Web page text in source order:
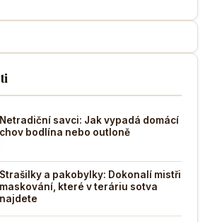
Netradiční savci: Jak vypadá domácí
chov bodlína nebo outloně
Strašilky a pakobylky: Dokonalí mistři
maskování, které v teráriu sotva
najdete